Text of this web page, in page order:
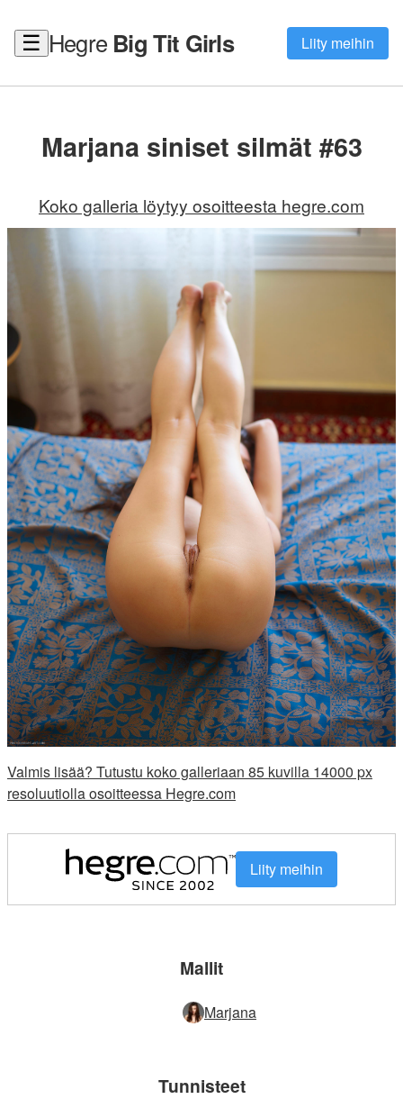
☰ Hegre Big Tit Girls Liity meihin
Marjana siniset silmät #63
Koko galleria löytyy osoitteesta hegre.com
Valmis lisää? Tutustu koko galleriaan 85 kuvilla 14000 px
resoluutiolla osoitteessa Hegre.com
Liity meihin
Mallit
Marjana
Tunnisteet